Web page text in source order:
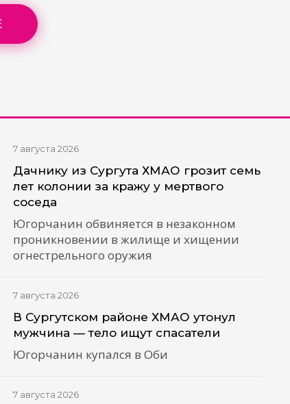
7 августа 2026
Дачнику из Сургута ХМАО грозит семь
лет колонии за кражу у мертвого
соседа
Югорчанин обвиняется в незаконном
проникновении в жилище и хищении
огнестрельного оружия
7 августа 2026
В Сургутском районе ХМАО утонул
мужчина — тело ищут спасатели
Югорчанин купался в Оби
7 августа 2026